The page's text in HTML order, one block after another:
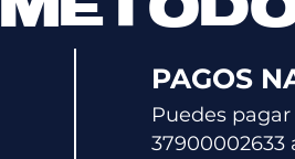
PAGOS
Puedes
37900002633